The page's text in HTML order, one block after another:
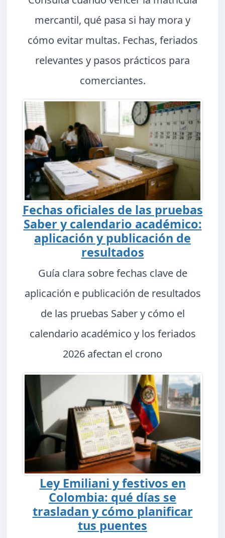
mercantil, qué pasa si hay mora y
cómo evitar multas. Fechas, feriados
relevantes y pasos prácticos para
comerciantes.
Fechas oficiales de las pruebas
Saber y calendario académico:
aplicación y publicación de
resultados
Guía clara sobre fechas clave de
aplicación e publicación de resultados
de las pruebas Saber y cómo el
calendario académico y los feriados
2026 afectan el crono
Ley Emiliani y festivos en
Colombia: qué días se
trasladan y cómo planificar
tus puentes